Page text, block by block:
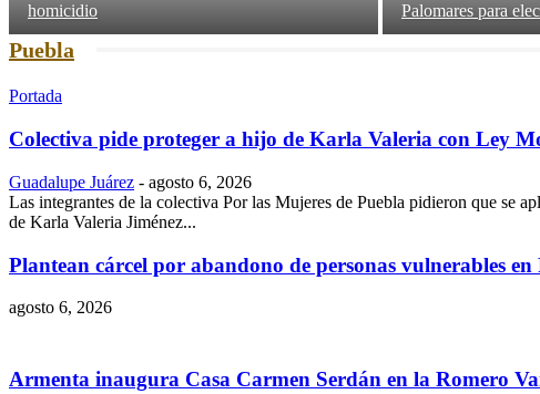
homicidio
Palomares para
Puebla
Portada
Colectiva pide proteger a hijo de Karla Valeria con Ley
Guadalupe Juárez - agosto 6, 2026
Las integrantes de la colectiva Por las Mujeres de Puebla pidieron que se
de Karla Valeria Jiménez...
Plantean cárcel por abandono de personas vulnerables en
agosto 6, 2026
Armenta inaugura Casa Carmen Serdán en la Romero